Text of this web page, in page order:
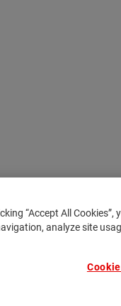
“Accept All
analyze site